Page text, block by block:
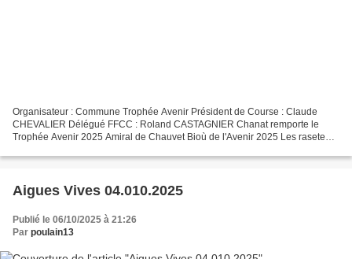
Organisateur : Commune Trophée Avenir Président de Course : Claude
CHEVALIER Délégué FFCC : Roland CASTAGNIER Chanat remporte le
Trophée Avenir 2025 Amiral de Chauvet Bioù de l'Avenir 2025 Les raseteurs
Aigues Vives 04.010.2025
Publié le 06/10/2025 à 21:26
Par poulain13